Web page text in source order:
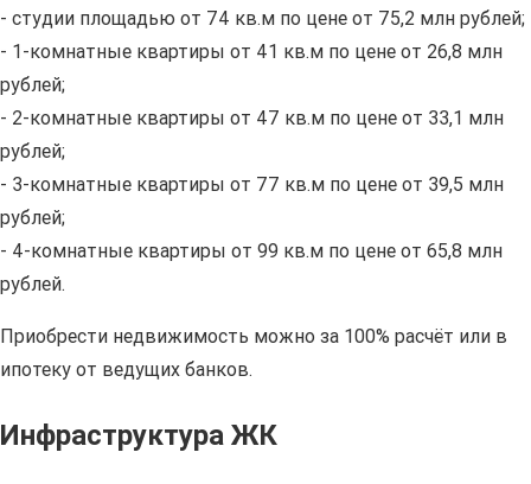
- студии площадью от 74 кв.м по цене от 75,2 млн рублей;
- 1-комнатные квартиры от 41 кв.м по цене от 26,8 млн
рублей;
- 2-комнатные квартиры от 47 кв.м по цене от 33,1 млн
рублей;
- 3-комнатные квартиры от 77 кв.м по цене от 39,5 млн
рублей;
- 4-комнатные квартиры от 99 кв.м по цене от 65,8 млн
рублей.
Приобрести недвижимость можно за 100% расчёт или в
ипотеку от ведущих банков.
Инфраструктура ЖК